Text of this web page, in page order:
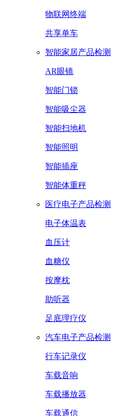
物联网终端
共享单车
智能家居产品检测
AR眼镜
智能门锁
智能吸尘器
智能扫地机
智能照明
智能插座
智能体重秤
医疗电子产品检测
电子体温表
血压计
血糖仪
按摩枕
助听器
足底理疗仪
汽车电子产品检测
行车记录仪
车载音响
车载播放器
车载通信